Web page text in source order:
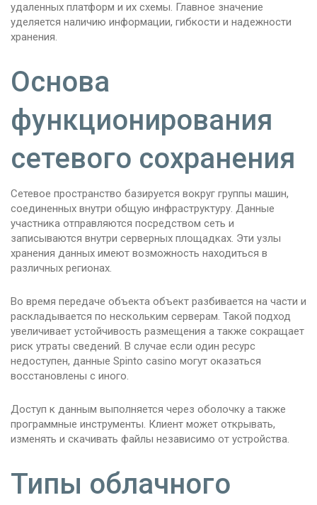
удаленных платформ и их схемы. Главное значение
уделяется наличию информации, гибкости и надежности
хранения.
Основа
функционирования
сетевого сохранения
Сетевое пространство базируется вокруг группы машин,
соединенных внутри общую инфраструктуру. Данные
участника отправляются посредством сеть и
записываются внутри серверных площадках. Эти узлы
хранения данных имеют возможность находиться в
различных регионах.
Во время передаче объекта объект разбивается на части и
раскладывается по нескольким серверам. Такой подход
увеличивает устойчивость размещения а также сокращает
риск утраты сведений. В случае если один ресурс
недоступен, данные Spinto casino могут оказаться
восстановлены с иного.
Доступ к данным выполняется через оболочку а также
программные инструменты. Клиент может открывать,
изменять и скачивать файлы независимо от устройства.
Типы облачного